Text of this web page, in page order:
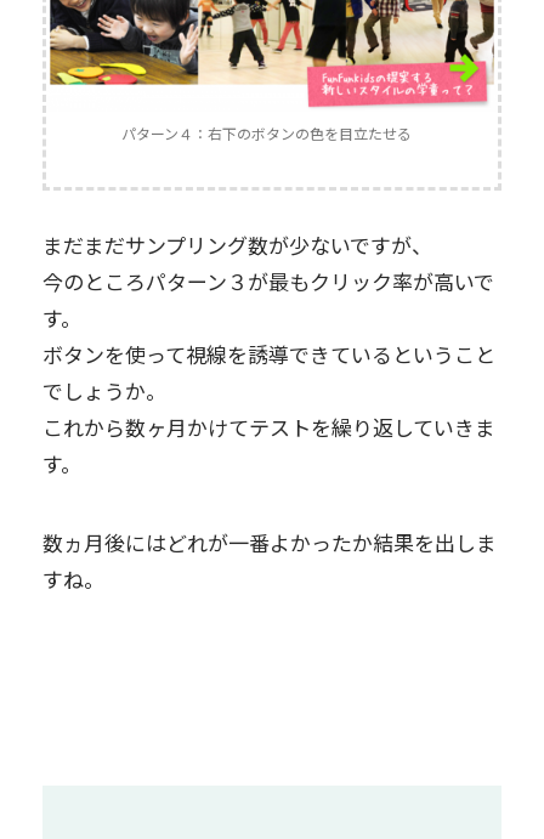
パターン４：右下のボタンの色を目立たせる
まだまだサンプリング数が少ないですが、
今のところパターン３が最もクリック率が高いで
す。
ボタンを使って視線を誘導できているということ
でしょうか。
これから数ヶ月かけてテストを繰り返していきま
す。
数ヵ月後にはどれが一番よかったか結果を出しま
すね。